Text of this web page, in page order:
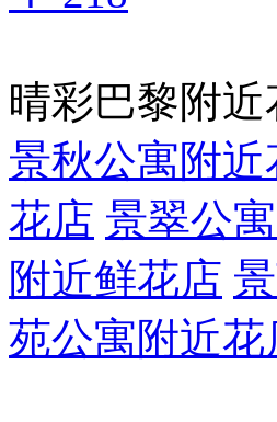
晴彩巴黎附
景秋公寓附近
花店 景翠公
附近鲜花店
苑公寓附近花